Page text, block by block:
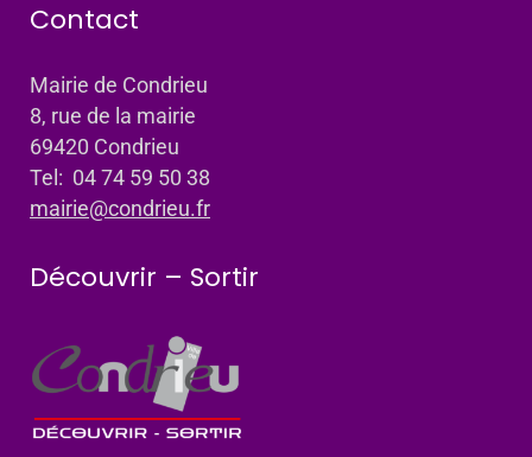
Contact
Mairie de Condrieu
8, rue de la mairie
69420 Condrieu
Tel: 04 74 59 50 38
mairie@condrieu.fr
Découvrir – Sortir